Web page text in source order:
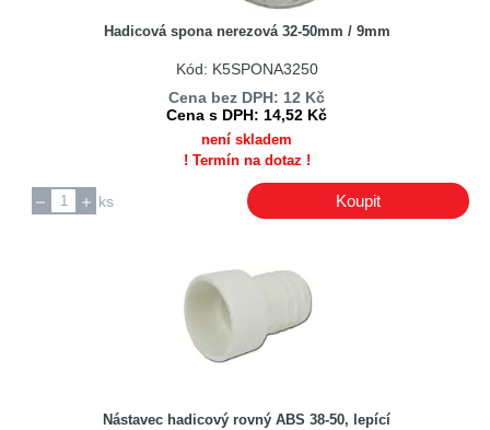
Hadicová spona nerezová 32-50mm / 9mm
Kód: K5SPONA3250
Cena bez DPH: 12 Kč
Cena s DPH: 14,52 Kč
není skladem
! Termín na dotaz !
ks Koupit
Nástavec hadicový rovný ABS 38-50, lepící